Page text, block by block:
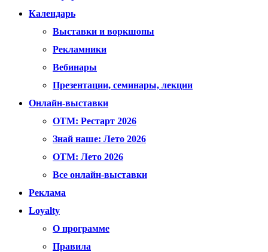
Календарь
Выставки и воркшопы
Рекламники
Вебинары
Презентации, семинары, лекции
Онлайн-выставки
OTM: Рестарт 2026
Знай наше: Лето 2026
OTM: Лето 2026
Все онлайн-выставки
Реклама
Loyalty
О программе
Правила